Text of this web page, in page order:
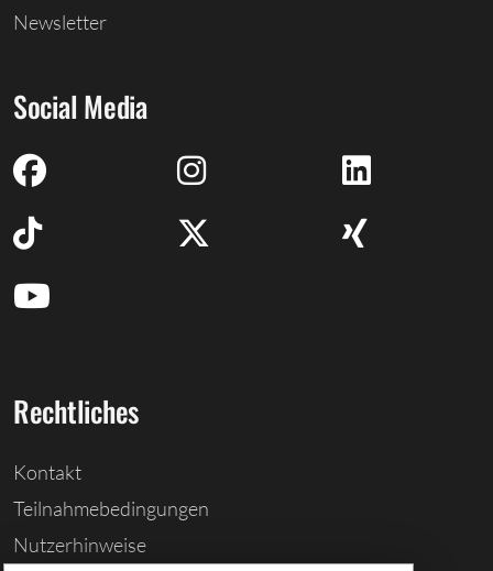
Newsletter
Social Media
Rechtliches
Kontakt
Teilnahmebedingungen
Nutzerhinweise